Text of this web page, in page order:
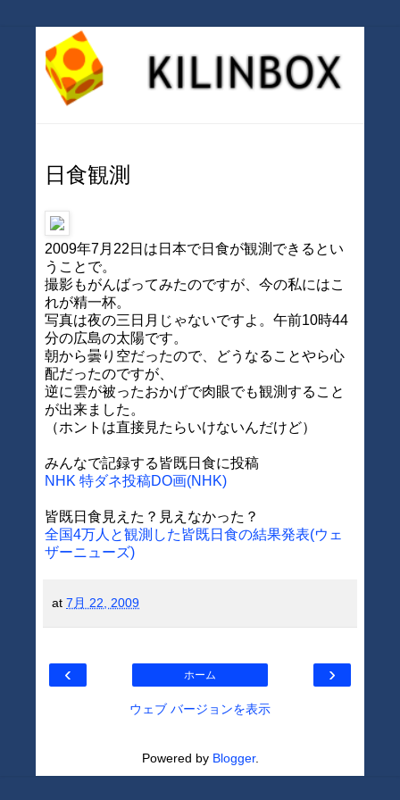
日食観測
2009年7月22日は日本で日食が観測できるとい
うことで。
撮影もがんばってみたのですが、今の私にはこ
れが精一杯。
写真は夜の三日月じゃないですよ。午前10時44
分の広島の太陽です。
朝から曇り空だったので、どうなることやら心
配だったのですが、
逆に雲が被ったおかげで肉眼でも観測すること
が出来ました。
（ホントは直接見たらいけないんだけど）
みんなで記録する皆既日食に投稿
NHK 特ダネ投稿DO画(NHK)
皆既日食見えた？見えなかった？
全国4万人と観測した皆既日食の結果発表(ウェ
ザーニューズ)
at 7月 22, 2009
‹ ›
ホーム
ウェブ バージョンを表示
Powered by Blogger.